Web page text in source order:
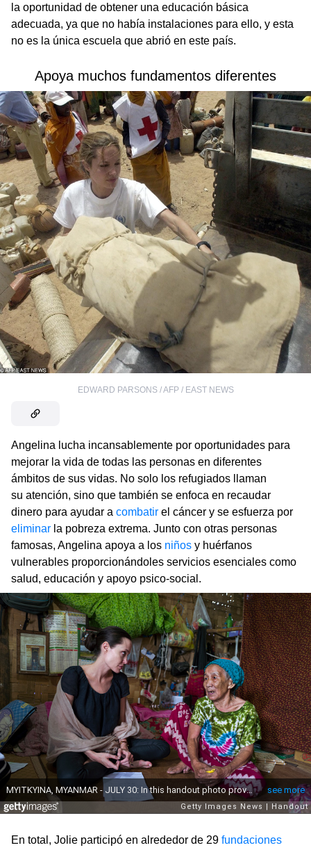
la oportunidad de obtener una educación básica
adecuada, ya que no había instalaciones para ello, y esta
no es la única escuela que abrió en este país.
Apoya muchos fundamentos diferentes
EDWARD PARSONS / AFP / EAST NEWS
Angelina lucha incansablemente por oportunidades para
mejorar la vida de todas las personas en diferentes
ámbitos de sus vidas. No solo los refugiados llaman
su atención, sino que también se enfoca en recaudar
dinero para ayudar a combatir el cáncer y se esfuerza por
eliminar la pobreza extrema. Junto con otras personas
famosas, Angelina apoya a los niños y huérfanos
vulnerables proporcionándoles servicios esenciales como
salud, educación y apoyo psico-social.
En total, Jolie participó en alrededor de 29 fundaciones